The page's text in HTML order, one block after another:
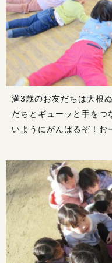
満3歳のお友だちは大根
だちとギューッと手をつ
いようにがんばるぞ！お